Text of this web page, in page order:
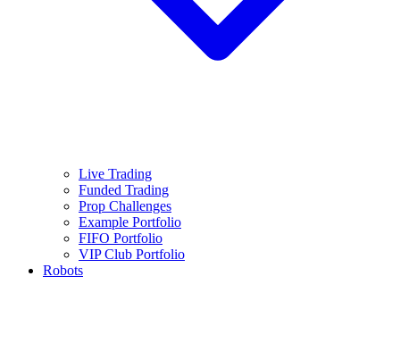
Live Trading
Funded Trading
Prop Challenges
Example Portfolio
FIFO Portfolio
VIP Club Portfolio
Robots